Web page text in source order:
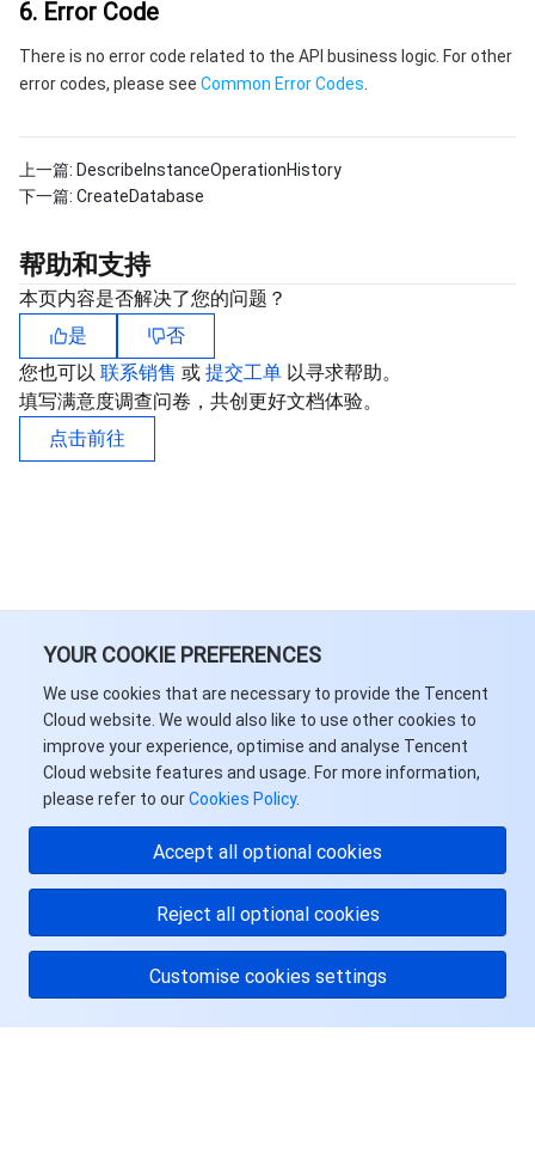
YOUR COOKIE PREFERENCES
We use cookies that are necessary to provide the Tencent
Cloud website. We would also like to use other cookies to
improve your experience, optimise and analyse Tencent
Cloud website features and usage. For more information,
please refer to ourCookies Policy.
Accept all optional cookies
Reject all optional cookies
Customise cookies settings
6. Error Code
There is no error code related to the API business logic. For other
error codes, please see Common Error Codes
上一篇: DescribeInstanceOperationHistory
下一篇: CreateDatabase
帮助和支持
本页内容是否解决了您的问题？
是
否
您也可以 联系销售 或 提交工单 以寻求帮助。
填写满意度调查问卷，共创更好文档体验。
点击前往